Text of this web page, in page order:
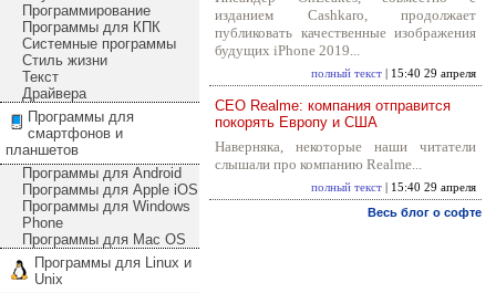
Программирование
Программы для КПК
Системные программы
Стиль жизни
Текст
Драйвера
Программы для
смартфонов и
планшетов
Программы для Android
Программы для Apple iOS
Программы для Windows
Phone
Программы для Mac OS
Программы для Linux и
Unix
изданием Cashkaro, продолжает
публиковать качественные изображения
будущих iPhone 2019...
полный текст | 15:40 29 апреля
CEO Realme: компания отправится
покорять Европу и США
Наверняка, некоторые наши читатели
слышали про компанию Realme...
полный текст | 15:40 29 апреля
Весь блог о софте